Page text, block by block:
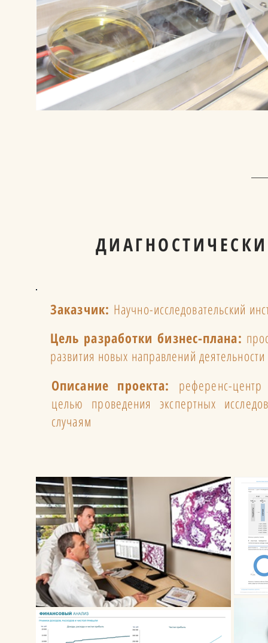
Заказчик: Научно-исследовательский
Цель разработки бизнес-плана:
развития новых направлений
Описание проекта: референс-
целью проведения экспертных
случаям